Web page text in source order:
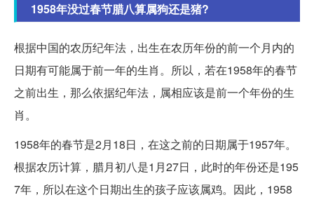
1958年没过春节腊八算属狗还是猪?
根据中国的农历纪年法，出生在农历年份的前一个月内的
日期有可能属于前一年的生肖。所以，若在1958年的春节
之前出生，那么依据纪年法，属相应该是前一个年份的生
肖。
1958年的春节是2月18日，在这之前的日期属于1957年。
根据农历计算，腊月初八是1月27日，此时的年份还是195
7年，所以在这个日期出生的孩子应该属鸡。因此，1958